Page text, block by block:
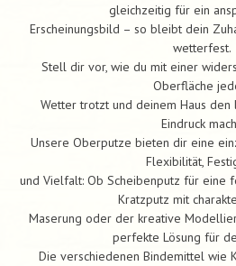
gleichzeitig für ein
Erscheinungsbild – so bleibt dein
wetterfest.
Stell dir vor, wie du mit einer
Oberfläche
Wetter trotzt und deinem Haus
Eindruck
Unsere Oberputze bieten dir eine
Flexibilität,
und Vielfalt: Ob Scheibenputz für eine
Kratzputz mit
Maserung oder der kreative
perfekte Lösung für
Die verschiedenen Bindemittel wie